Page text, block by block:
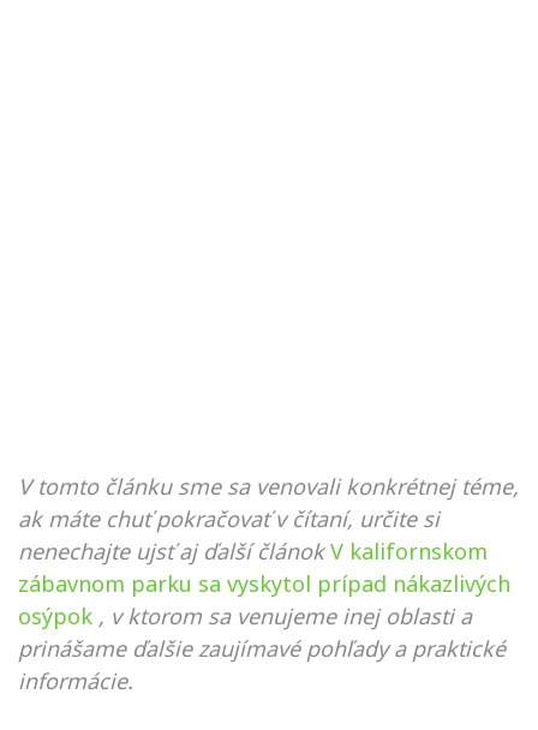
V tomto článku sme sa venovali konkrétnej téme,
ak máte chuť pokračovať v čítaní, určite si
nenechajte ujsť aj ďalší článok V kalifornskom
zábavnom parku sa vyskytol prípad nákazlivých
osýpok , v ktorom sa venujeme inej oblasti a
prinášame ďalšie zaujímavé pohľady a praktické
informácie.